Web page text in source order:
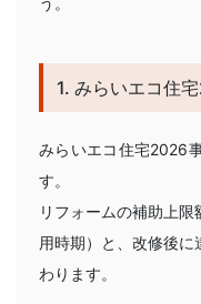
1. みらいエコ住
みらいエコ住宅2026
す。
リフォームの補助上
用時期）と、改修後
わります。